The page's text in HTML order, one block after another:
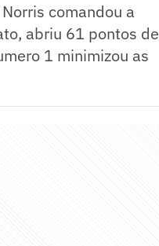
comandou a
abriu 61 pontos de
1 minimizou as